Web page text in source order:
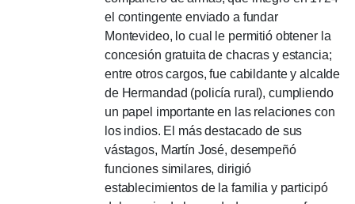
el contingente enviado a fundar
Montevideo, lo cual le permitió obtener la
concesión gratuita de chacras y estancia;
entre otros cargos, fue cabildante y alcalde
de Hermandad (policía rural), cumpliendo
un papel importante en las relaciones con
los indios. El más destacado de sus
vástagos, Martín José, desempeñó
funciones similares, dirigió
establecimientos de la familia y participó